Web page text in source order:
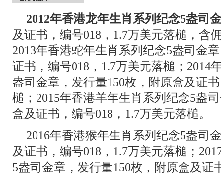
2012年香港龙年生肖系列纪念5盎司
及证书，编号018，1.7万美元落槌，含
2013年香港蛇年生肖系列纪念5盎司金
证书，编号018，1.7万美元落槌；2014
盎司金章，发行量150枚，附原盒及证
槌；2015年香港羊年生肖系列纪念5盎
盒及证书，编号018，1.7万美元落槌。
2016年香港猴年生肖系列纪念5盎司
及证书，编号018，1.7万美元落槌；
5盎司金章，发行量150枚，附原盒及证